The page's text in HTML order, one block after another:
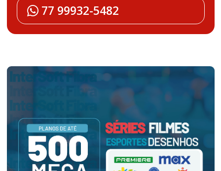
77 99932-5482